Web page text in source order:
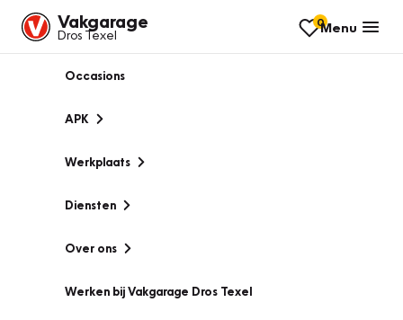
Vakgarage
Dros Texel
0Menu
Occasions
APK
Werkplaats
Diensten
Over ons
Werken bij Vakgarage Dros Texel